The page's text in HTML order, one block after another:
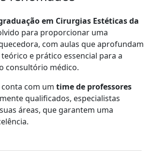
em Cirurgias Estéticas da
para proporcionar uma
com aulas que aprofundam
e prático essencial para a
consultório médico.
conta com um time de professores
qualificados, especialistas
áreas, que garantem uma